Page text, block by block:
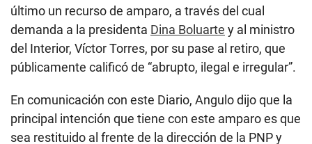
último un recurso de amparo, a través del cual
demanda a la presidenta Dina Boluarte y al ministro
del Interior, Víctor Torres, por su pase al retiro, que
públicamente calificó de “abrupto, ilegal e irregular”.
En comunicación con este Diario, Angulo dijo que la
principal intención que tiene con este amparo es que
sea restituido al frente de la dirección de la PNP y